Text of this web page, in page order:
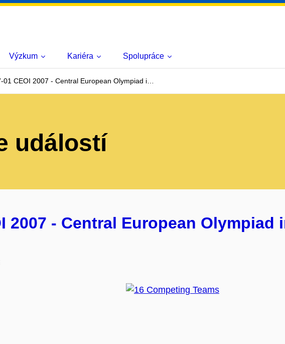
Výzkum Kariéra Spolupráce
01 CEOI 2007 - Central European Olympiad i…
událostí
2007 - Central European